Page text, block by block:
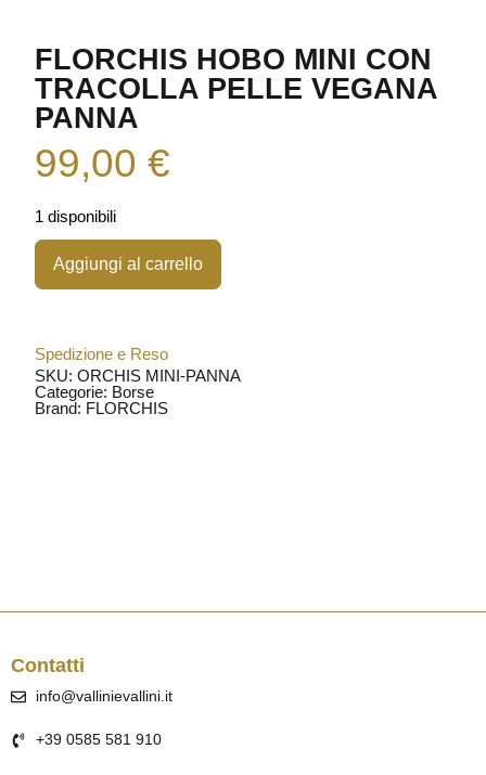
FLORCHIS HOBO MINI CON
TRACOLLA PELLE VEGANA
PANNA
99,00€
1 disponibili
Aggiungi al carrello
Spedizione e Reso
SKU: ORCHIS MINI-PANNA
Categorie: Borse
Brand: FLORCHIS
Contatti
info@vallinievallini.it
+39 0585 581 910